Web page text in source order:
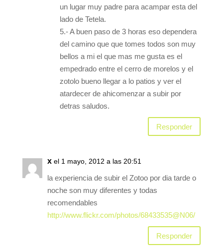
un lugar muy padre para acampar esta del
lado de Tetela.
5.- A buen paso de 3 horas eso dependera
del camino que que tomes todos son muy
bellos a mi el que mas me gusta es el
empedrado entre el cerro de morelos y el
zotolo bueno llegar a lo patios y ver el
atardecer de ahicomenzar a subir por
detras saludos.
Responder
x el 1 mayo, 2012 a las 20:51
la experiencia de subir el Zotoo por dia tarde o
noche son muy diferentes y todas
recomendables
http://www.flickr.com/photos/68433535@N06/
Responder